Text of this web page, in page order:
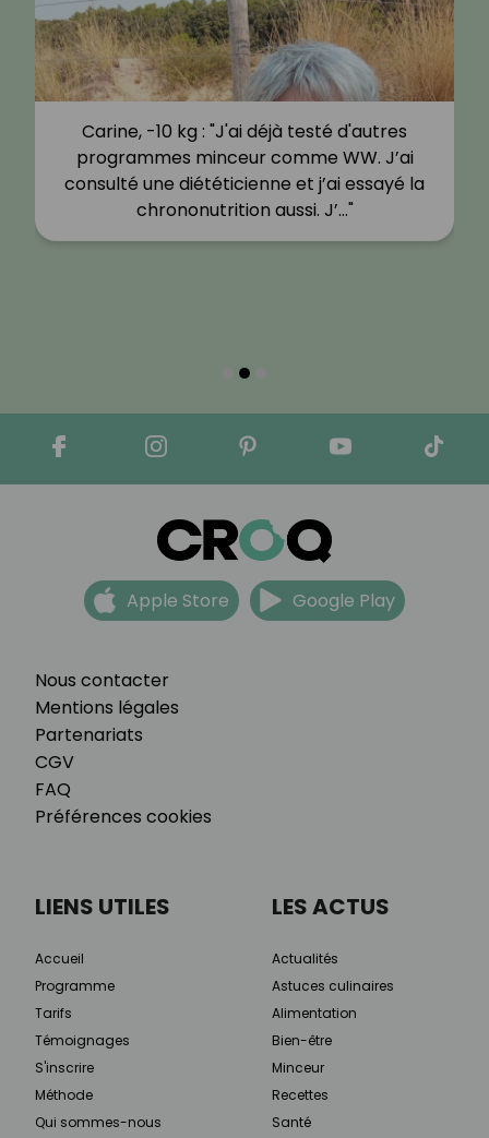
Carine, -10 kg : "J'ai déjà testé d'autres
programmes minceur comme WW. J’ai
consulté une diététicienne et j’ai essayé la
chrononutrition aussi. J’…"
Nous contacter
Mentions légales
Partenariats
CGV
FAQ
Préférences cookies
Apple Store Google Play
LIENS UTILES
Accueil
Programme
Tarifs
Témoignages
S'inscrire
Méthode
Qui sommes-nous
LES ACTUS
Actualités
Astuces culinaires
Alimentation
Bien-être
Minceur
Recettes
Santé